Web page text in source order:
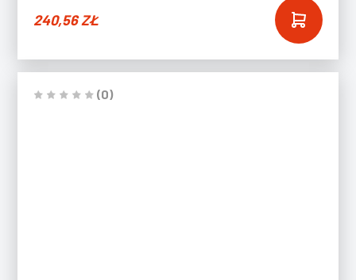
240,56ZŁ
(0)